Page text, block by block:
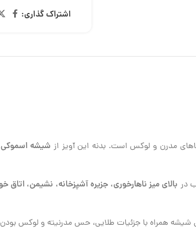
اشتراک گذاری:
مدرن و لوکس است. بدنه این آویز از شیشه اسموکی
بالای میز ناهارخوری، جزیره آشپزخانه، نشیمن،